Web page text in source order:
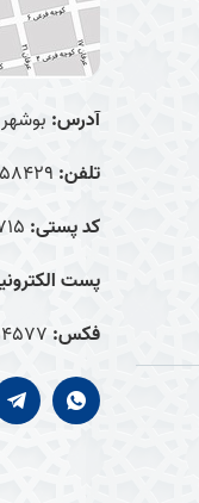
آدرس:
تلفن:
کد پستی:
پست
فکس: